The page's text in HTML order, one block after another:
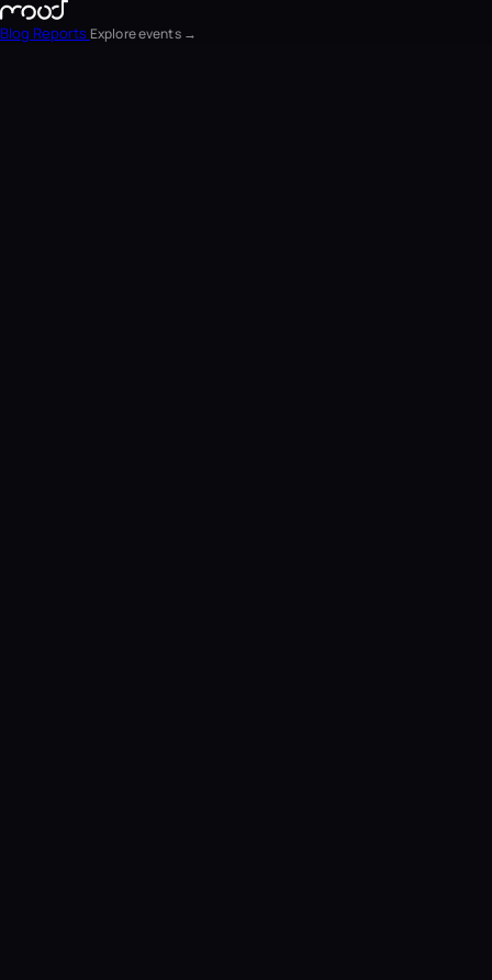
Blog Reports Explore events →